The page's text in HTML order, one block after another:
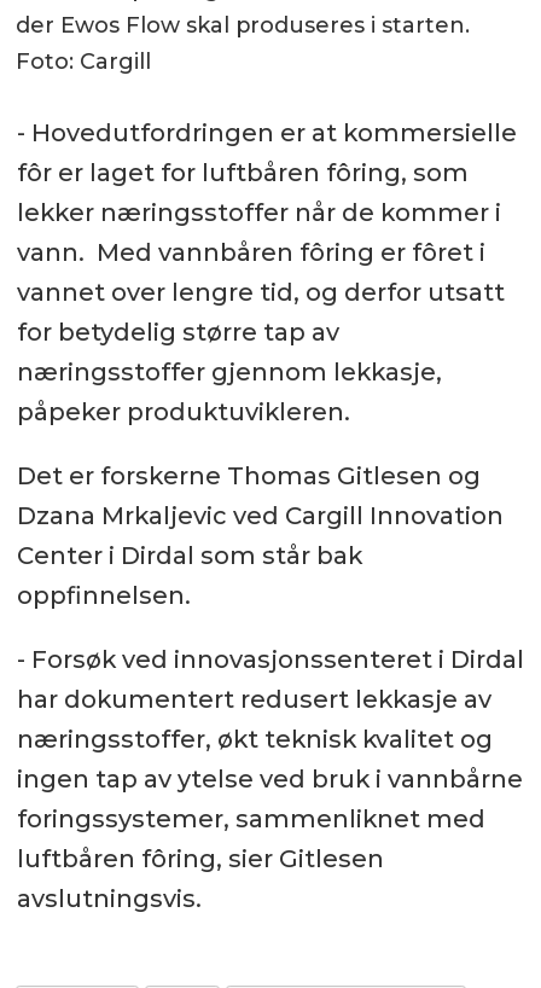
der Ewos Flow skal produseres i starten.
Foto: Cargill
- Hovedutfordringen er at kommersielle
fôr er laget for luftbåren fôring, som
lekker næringsstoffer når de kommer i
vann. Med vannbåren fôring er fôret i
vannet over lengre tid, og derfor utsatt
for betydelig større tap av
næringsstoffer gjennom lekkasje,
påpeker produktuvikleren.
Det er forskerne Thomas Gitlesen og
Dzana Mrkaljevic ved Cargill Innovation
Center i Dirdal som står bak
oppfinnelsen.
- Forsøk ved innovasjonssenteret i Dirdal
har dokumentert redusert lekkasje av
næringsstoffer, økt teknisk kvalitet og
ingen tap av ytelse ved bruk i vannbårne
foringssystemer, sammenliknet med
luftbåren fôring, sier Gitlesen
avslutningsvis.